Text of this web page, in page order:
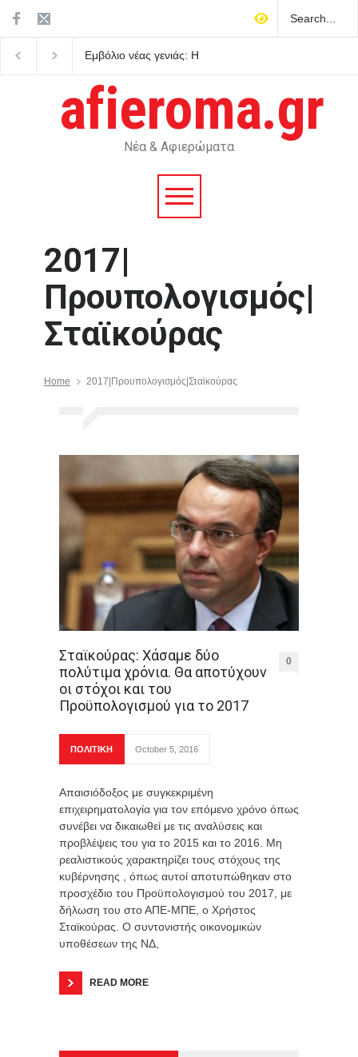
Εμβόλιο νέας γενιάς: Η
afieroma.gr
Νέα & Αφιερώματα
2017|
Προυπολογισμός|
Σταϊκούρας
Home 2017|Προυπολογισμός|Σταϊκούρας
Σταϊκούρας: Χάσαμε δύο
πολύτιμα χρόνια. Θα αποτύχουν
οι στόχοι και του
Προϋπολογισμού για το 2017
0
ΠΟΛΙΤΙΚΗ October 5, 2016
Απαισιόδοξος με συγκεκριμένη
επιχειρηματολογία για τον επόμενο χρόνο όπως
συνέβει να δικαιωθεί με τις αναλύσεις και
προβλέψεις του για το 2015 και το 2016. Μη
ρεαλιστικούς χαρακτηρίζει τους στόχους της
κυβέρνησης , όπως αυτοί αποτυπώθηκαν στο
προσχέδιο του Προϋπολογισμού του 2017, με
δήλωση του στο ΑΠΕ-ΜΠΕ, ο Χρήστος
Σταϊκούρας. Ο συντονιστής οικονομικών
υποθέσεων της ΝΔ,
READ MORE